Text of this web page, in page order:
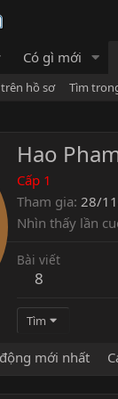
Có gì mới
hồ sơ
Tìm
Hao
Cấp 1
Tham gia 28/
Nhìn thấy lần
Bài viết
8
Tìm
mới nhất